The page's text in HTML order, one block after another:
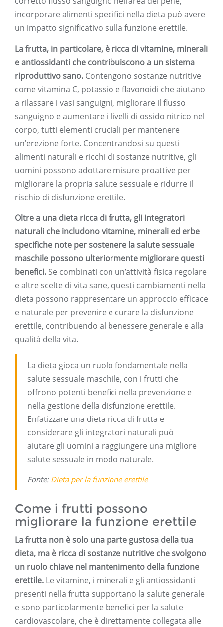
incorporare alimenti specifici nella dieta può avere
un impatto significativo sulla funzione erettile.
La frutta, in particolare, è ricca di vitamine, minerali
e antiossidanti che contribuiscono a un sistema
riproduttivo sano. Contengono sostanze nutritive
come vitamina C, potassio e flavonoidi che aiutano
a rilassare i vasi sanguigni, migliorare il flusso
sanguigno e aumentare i livelli di ossido nitrico nel
corpo, tutti elementi cruciali per mantenere
un'erezione forte. Concentrandosi su questi
alimenti naturali e ricchi di sostanze nutritive, gli
uomini possono adottare misure proattive per
migliorare la propria salute sessuale e ridurre il
rischio di disfunzione erettile.
Oltre a una dieta ricca di frutta, gli integratori
naturali che includono vitamine, minerali ed erbe
specifiche note per sostenere la salute sessuale
maschile possono ulteriormente migliorare questi
benefici. Se combinati con un’attività fisica regolare
e altre scelte di vita sane, questi cambiamenti nella
dieta possono rappresentare un approccio efficace
e naturale per prevenire e curare la disfunzione
erettile, contribuendo al benessere generale e alla
qualità della vita.
La dieta gioca un ruolo fondamentale nella
salute sessuale maschile, con i frutti che
offrono potenti benefici nella prevenzione e
nella gestione della disfunzione erettile.
Enfatizzare una dieta ricca di frutta e
considerare gli integratori naturali può
aiutare gli uomini a raggiungere una migliore
salute sessuale in modo naturale.
Fonte: Dieta per la funzione erettile
Come i frutti possono
migliorare la funzione erettile
La frutta non è solo una parte gustosa della tua
dieta, ma è ricca di sostanze nutritive che svolgono
un ruolo chiave nel mantenimento della funzione
erettile. Le vitamine, i minerali e gli antiossidanti
presenti nella frutta supportano la salute generale
e sono particolarmente benefici per la salute
cardiovascolare, che è direttamente collegata alle